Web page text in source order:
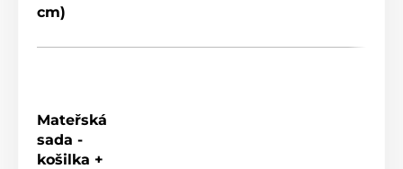
cm)
Mateřská
sada -
košilka +